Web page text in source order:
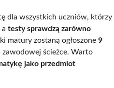
dla wszystkich uczniów, którzy
testy sprawdzą zarówno
matury zostaną ogłoszone 9
ścieżce. Warto
jako przedmiot